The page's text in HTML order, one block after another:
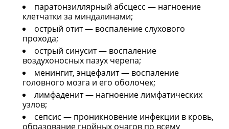
паратонзиллярный абсцесс — нагноение
клетчатки за миндалинами;
острый отит — воспаление слухового
прохода;
острый синусит — воспаление
воздухоносных пазух черепа;
менингит, энцефалит — воспаление
головного мозга и его оболочек;
лимфаденит — нагноение лимфатических
узлов;
сепсис — проникновение инфекции в кровь,
образование гнойных очагов по всему